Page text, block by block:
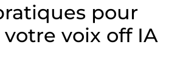
pour
voix off IA